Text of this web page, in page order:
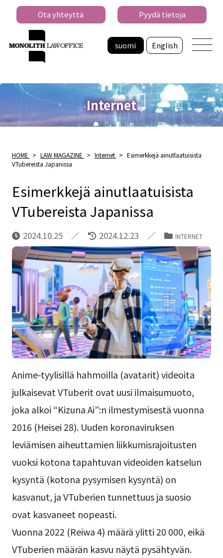
suomi English
Ota yhteyttä Pyydä tietoja
Internet
HOME > LAW MAGAZINE > Internet > Esimerkkejä ainutlaatuisista
VTubereista Japanissa
Esimerkkejä ainutlaatuisista
VTubereista Japanissa
2024.10.25 2024.12.23 INTERNET
Anime-tyylisillä hahmoilla (avatarit) videoita
julkaisevat VTuberit ovat uusi ilmaisumuoto,
joka alkoi “Kizuna Ai”:n ilmestymisestä vuonna
2016 (Heisei 28). Uuden koronaviruksen
leviämisen aiheuttamien liikkumisrajoitusten
vuoksi kotona tapahtuvan videoiden katselun
kysyntä (kotona pysymisen kysyntä) on
kasvanut, ja VTuberien tunnettuus ja suosio
ovat kasvaneet nopeasti.
Vuonna 2022 (Reiwa 4) määrä ylitti 20 000, eikä
VTuberien määrän kasvu näytä pysähtyvän.